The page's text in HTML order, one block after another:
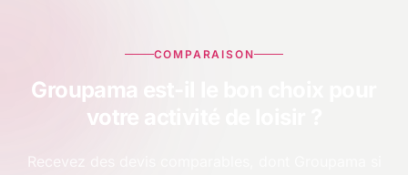
COMPARAISON
Groupama est-il le bon choix pour
votre activité de loisir ?
Recevez des devis comparables, dont Groupama si